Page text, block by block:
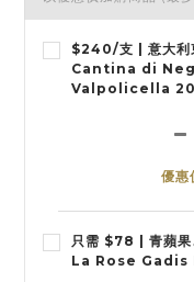
$240/支 | 意大利
Cantina di
Valpolicella
優
只需 $78 | 青蘋果
La Rose